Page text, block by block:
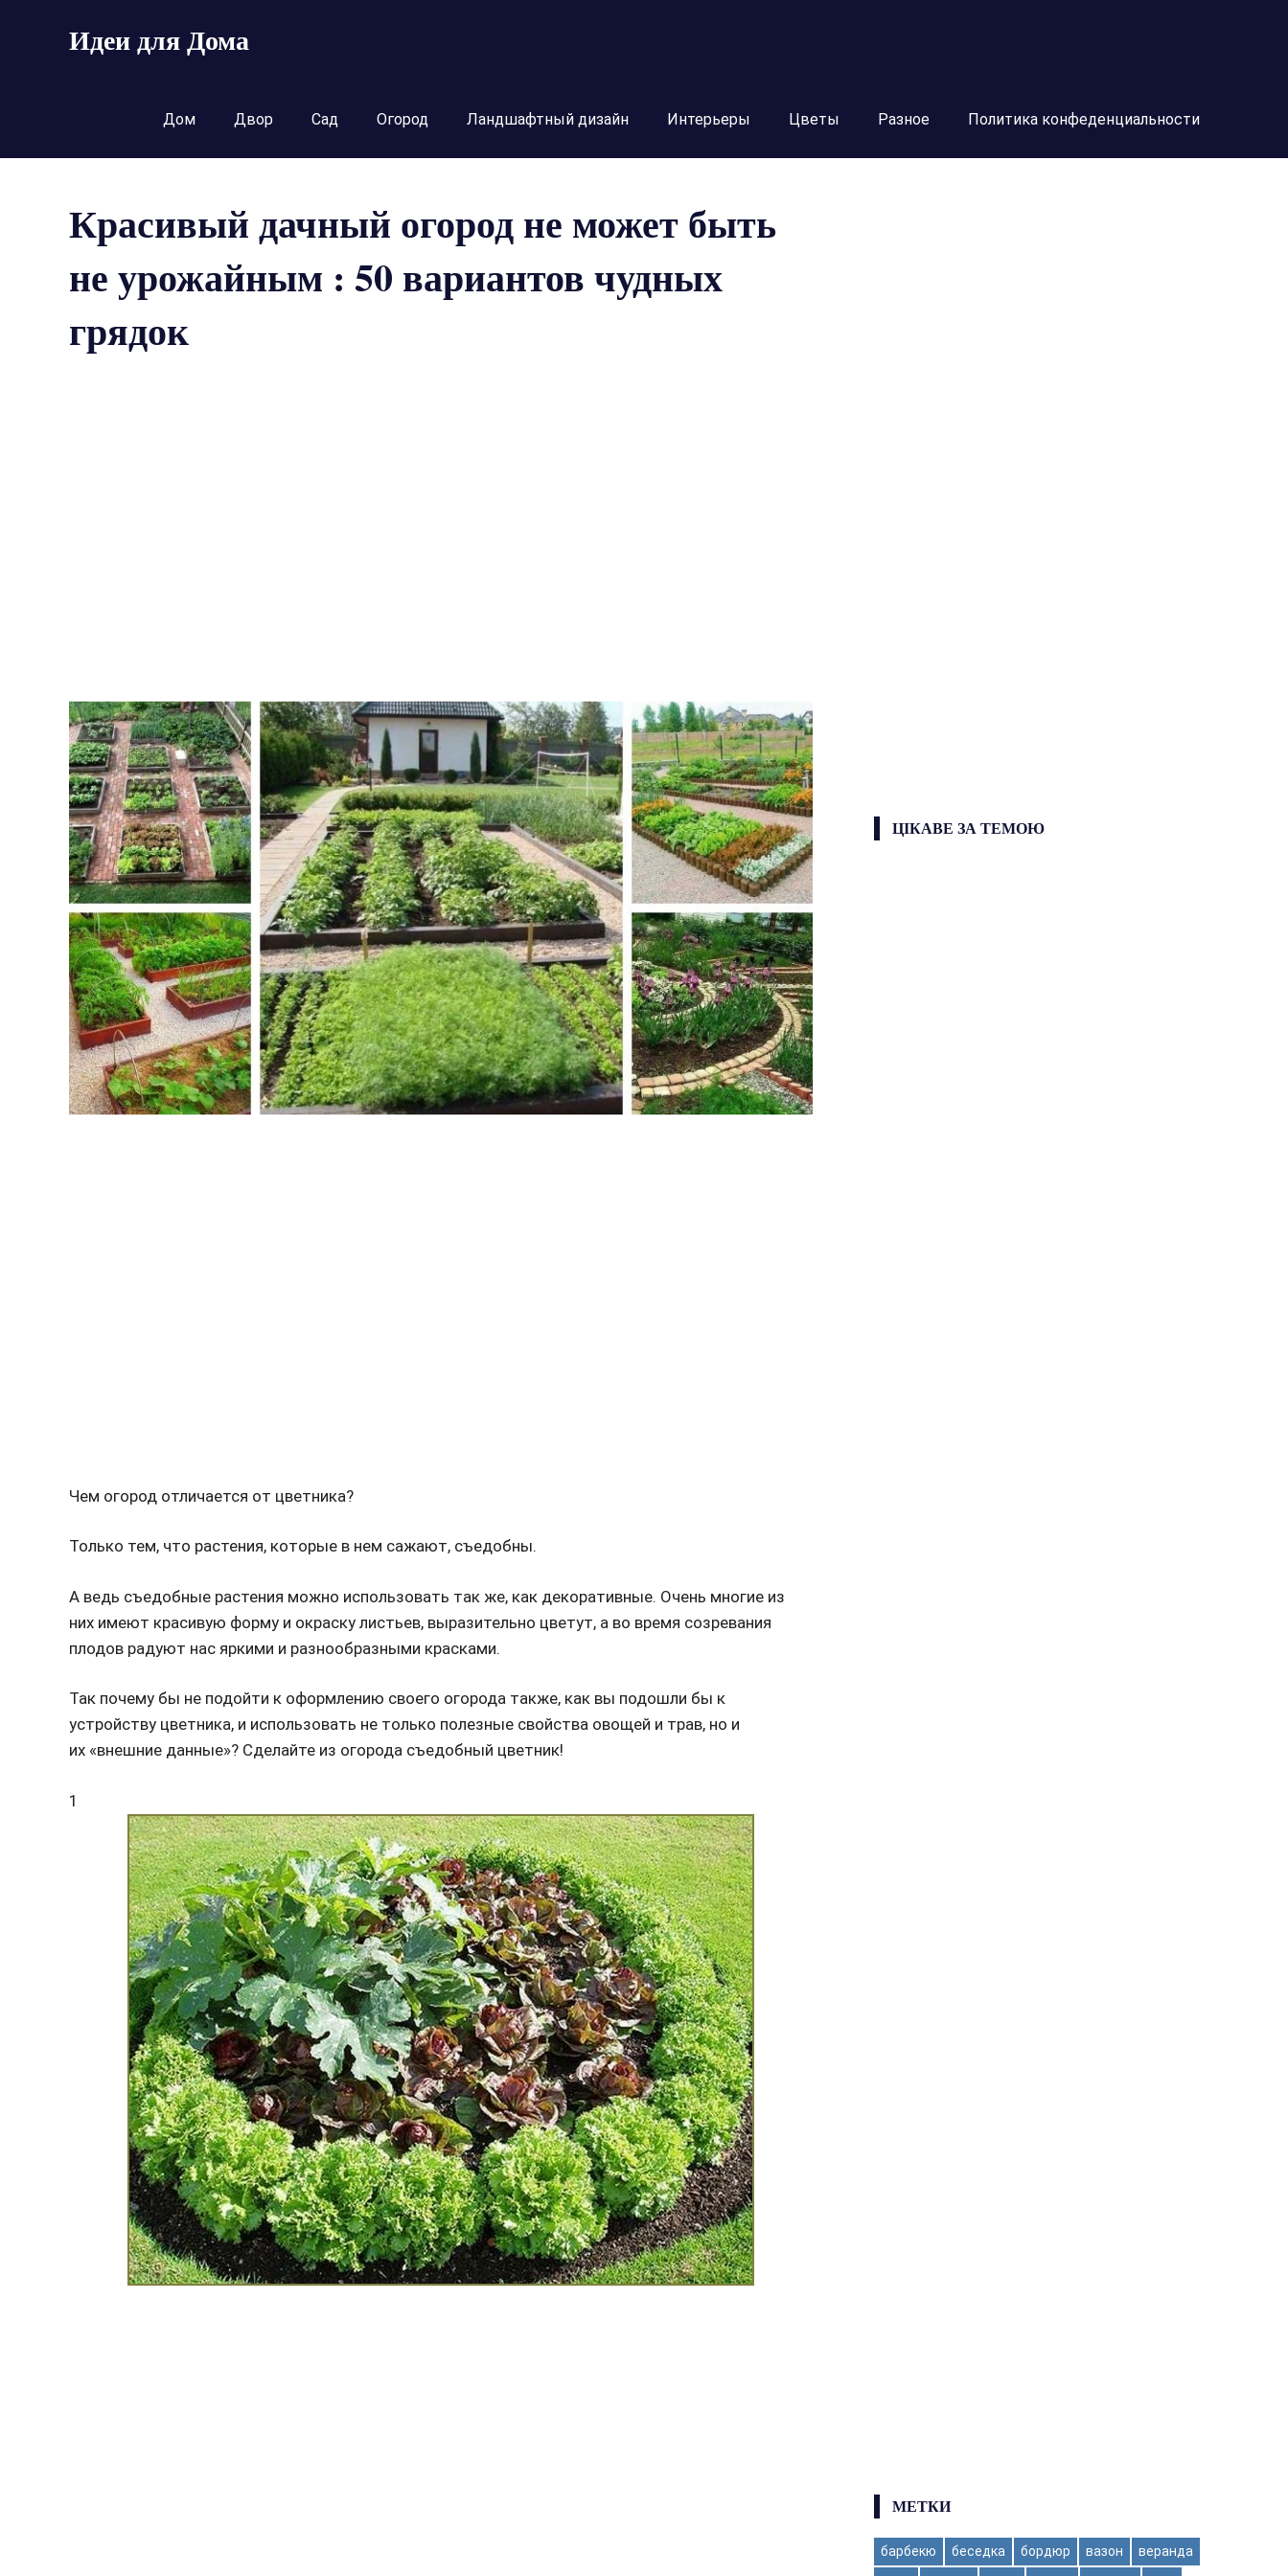
Идеи для Дома
Дом Двор Сад Огород Ландшафтный дизайн Интерьеры Цветы Разное Политика конфеденциальности
Красивый дачный огород не может быть
не урожайным : 50 вариантов чудных
грядок
Чем огород отличается от цветника?
Только тем, что растения, которые в нем сажают, съедобны.
А ведь съедобные растения можно использовать так же, как декоративные. Очень многие из
них имеют красивую форму и окраску листьев, выразительно цветут, а во время созревания
плодов радуют нас яркими и разнообразными красками.
Так почему бы не подойти к оформлению своего огорода также, как вы подошли бы к
устройству цветника, и использовать не только полезные свойства овощей и трав, но и
их «внешние данные»? Сделайте из огорода съедобный цветник!
1
ЦІКАВЕ ЗА ТЕМОЮ
МЕТКИ
барбекю беседка бордюр вазон
веранда